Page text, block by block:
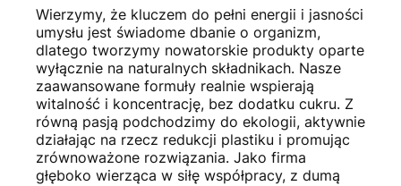
Wierzymy, że kluczem do pełni energii i jasności
umysłu jest świadome dbanie o organizm,
dlatego tworzymy nowatorskie produkty oparte
wyłącznie na naturalnych składnikach. Nasze
zaawansowane formuły realnie wspierają
witalność i koncentrację, bez dodatku cukru. Z
równą pasją podchodzimy do ekologii, aktywnie
działając na rzecz redukcji plastiku i promując
zrównoważone rozwiązania. Jako firma
głęboko wierząca w siłę współpracy, z dumą